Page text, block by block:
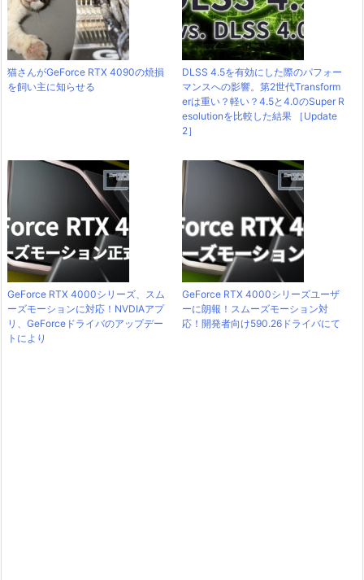
猫さんがGeForce RTX 4090の焼損
を飼い主に知らせる
DLSS 4.5を有効にした際のパフォー
マンスへの影響。第2世代Transform
erは重い？軽い？4.5と4.0のSuper R
esolutionを比較した結果 ［Update
2］
GeForce RTX 4000シリーズ、スム
ーズモーションに対応！NVDIAアプ
リ、GeForceドライバのアップデー
トにより
GeForce RTX 4000シリーズユーザ
ーに朗報！スムーズモーション対
応！開発者向け590.26ドライバにて